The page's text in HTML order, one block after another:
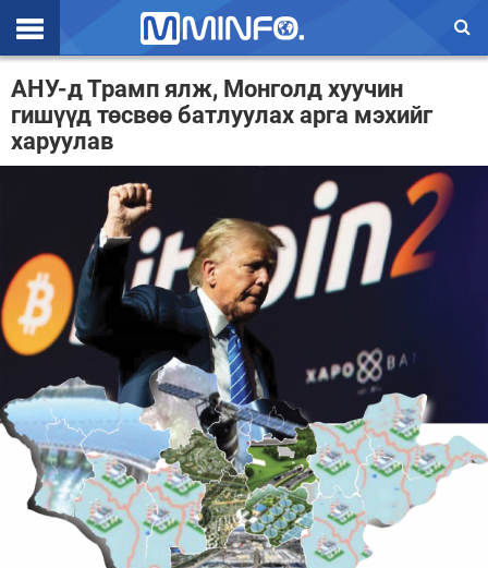
Эхлэл
Цаг агаар
Валют ханш
Эдийн засаг
Үзэл бодол
Спорт
Нийгэм
Дэлхий
Энтертайнмэнт
Зурхай
АНУ-д Трамп ялж, Монголд хуучин
гишүүд төсвөө батлуулах арга мэхийг
харуулав